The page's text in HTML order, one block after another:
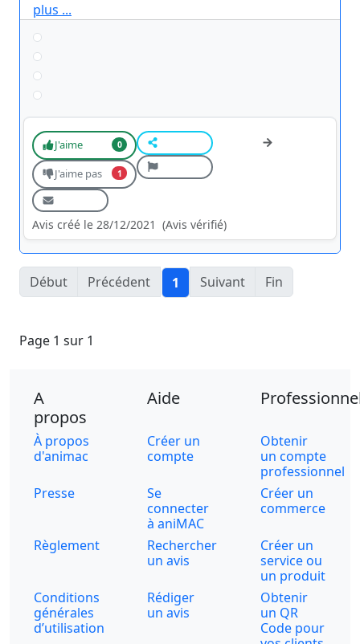
plus ...
J'aime 0
J'aime pas 1
Avis créé le 28/12/2021 (Avis vérifié)
Début Précédent 1 Suivant Fin
Page 1 sur 1
A
propos
Aide
À propos
d'animac
Créer un
compte
Obtenir
un compte
professionnel
Presse
Se
connecter
à aniMAC
Créer un
commerce
Règlement
Rechercher
un avis
Créer un
service ou
un produit
Conditions
générales
d’utilisation
Rédiger
un avis
Obtenir
un QR
Code pour